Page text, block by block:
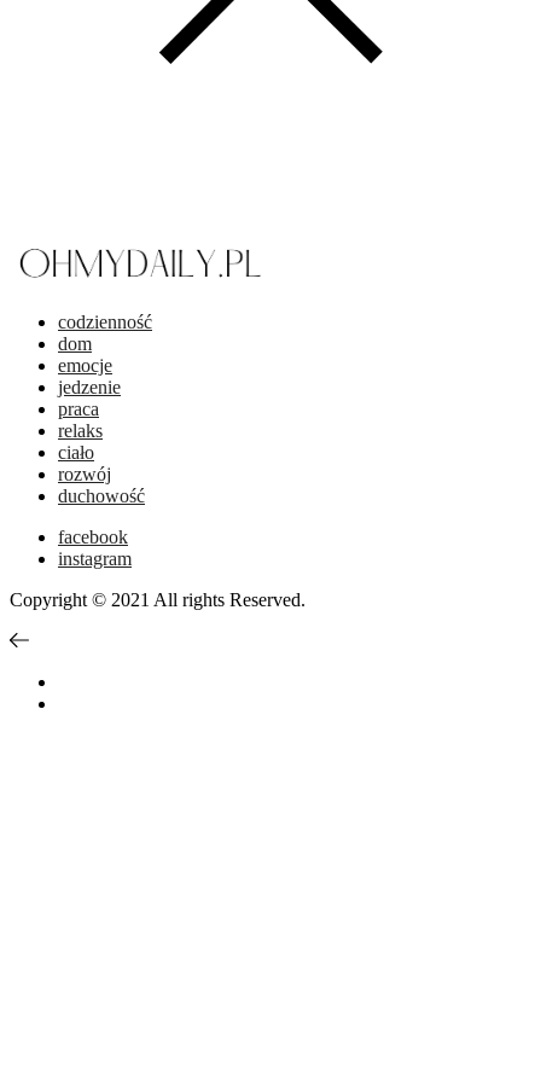
codzienność
dom
emocje
jedzenie
praca
relaks
ciało
rozwój
duchowość
facebook
instagram
Copyright © 2021 All rights Reserved.